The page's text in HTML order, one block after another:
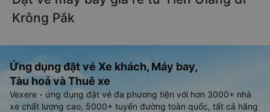
Krông Pắk
Ứng dụng đặt vé Xe khách, Máy bay,
Tàu hoả và Thuê xe
Vexere - ứng dụng đặt vé đa phương tiện với hơn 3000+ nhà
xe chất lượng cao, 5000+ tuyến đường toàn quốc, tất cả hãng